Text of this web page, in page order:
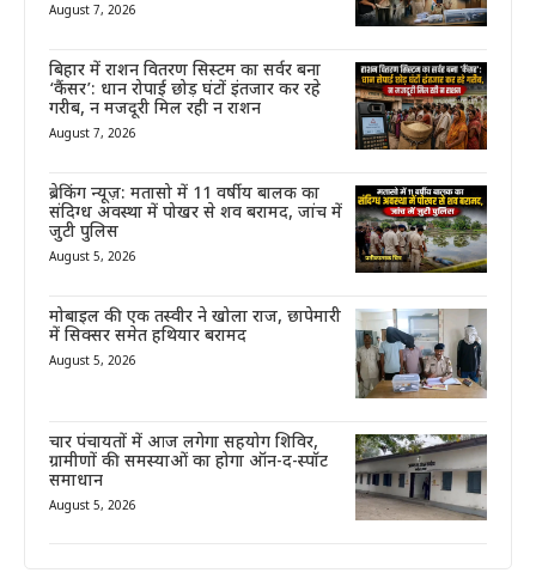
August 7, 2026
बिहार में राशन वितरण सिस्टम का सर्वर बना
‘कैंसर’: धान रोपाई छोड़ घंटों इंतजार कर रहे
गरीब, न मजदूरी मिल रही न राशन
August 7, 2026
ब्रेकिंग न्यूज़: मतासो में 11 वर्षीय बालक का
संदिग्ध अवस्था में पोखर से शव बरामद, जांच में
जुटी पुलिस
August 5, 2026
मोबाइल की एक तस्वीर ने खोला राज, छापेमारी
में सिक्सर समेत हथियार बरामद
August 5, 2026
चार पंचायतों में आज लगेगा सहयोग शिविर,
ग्रामीणों की समस्याओं का होगा ऑन-द-स्पॉट
समाधान
August 5, 2026